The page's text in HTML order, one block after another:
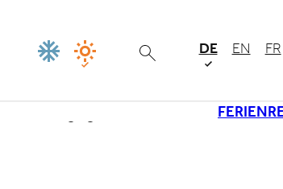
DE EN FR